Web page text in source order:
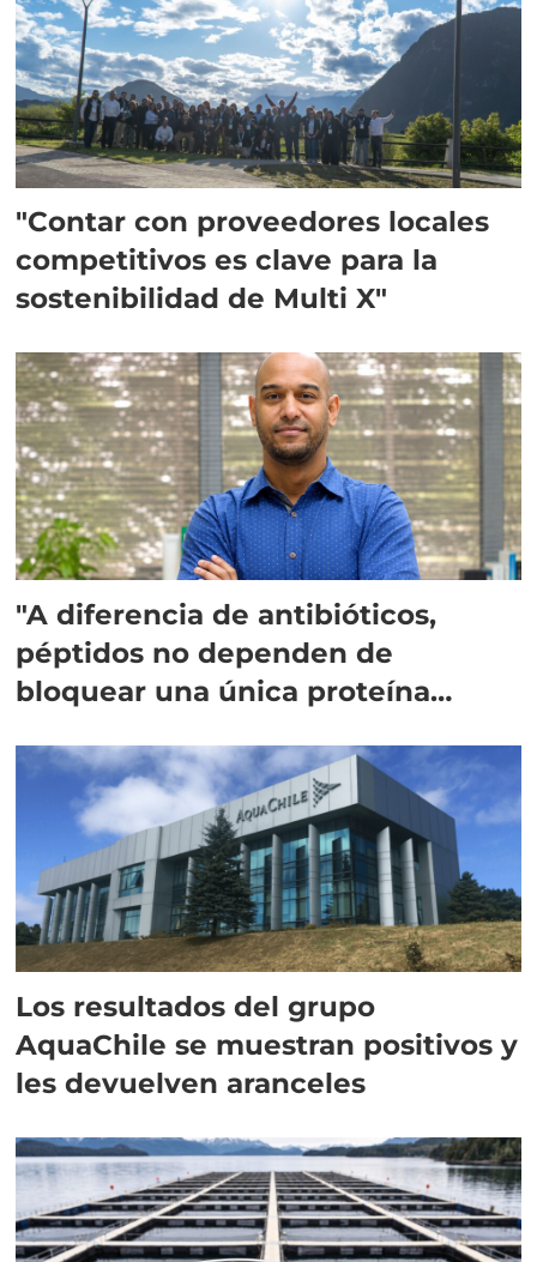
"Contar con proveedores locales
competitivos es clave para la
sostenibilidad de Multi X"
"A diferencia de antibióticos,
péptidos no dependen de
bloquear una única proteína
Los resultados del grupo
AquaChile se muestran positivos y
les devuelven aranceles